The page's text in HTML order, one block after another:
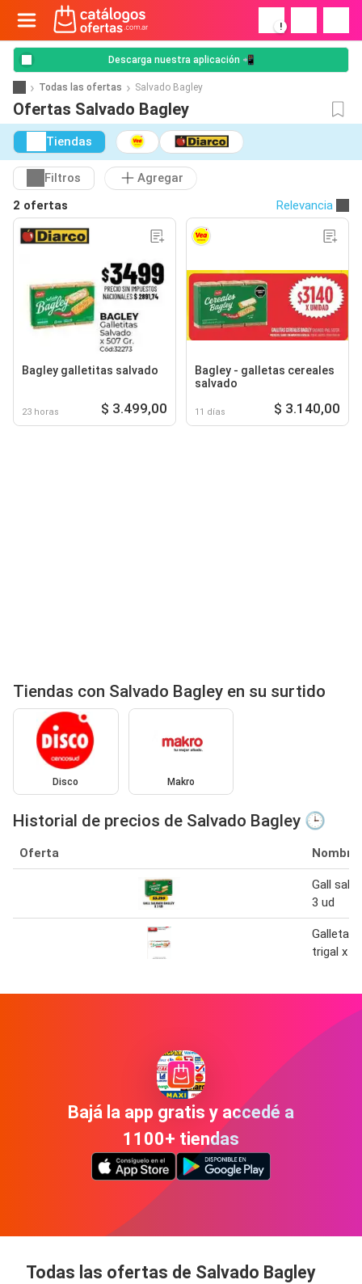
!
Descarga nuestra aplicación 📲
Todas las ofertas Salvado Bagley
Ofertas Salvado Bagley
Tiendas
Filtros
Agregar
2 ofertas
Relevancia
Bagley galletitas salvado
23 horas $ 3.499,00
Bagley - galletas cereales
salvado
11 días $ 3.140,00
Tiendas con Salvado Bagley en su surtido
Disco Makro
Historial de precios de Salvado Bagley 🕒
Oferta Nombre
Gall
3 ud
Galletas
trigal x
Bajá la app gratis y accedé a
1100+ tiendas
Todas las ofertas de Salvado Bagley